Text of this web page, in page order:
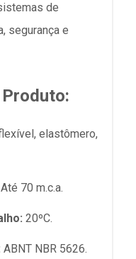
de
segurança e
elastômero,
Até 70 m.c.a.
20ºC.
ABNT NBR 5626.